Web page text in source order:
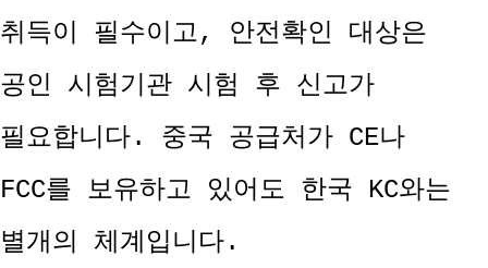
취득이 필수이고, 안전확인 대상은
공인 시험기관 시험 후 신고가
필요합니다. 중국 공급처가 CE나
FCC를 보유하고 있어도 한국 KC와는
별개의 체계입니다.